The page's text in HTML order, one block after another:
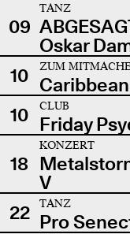
09
TANZ
Oskar
10
ZUM
10
CLUB
Friday
18
KONZERT
V
22
TANZ
Pro